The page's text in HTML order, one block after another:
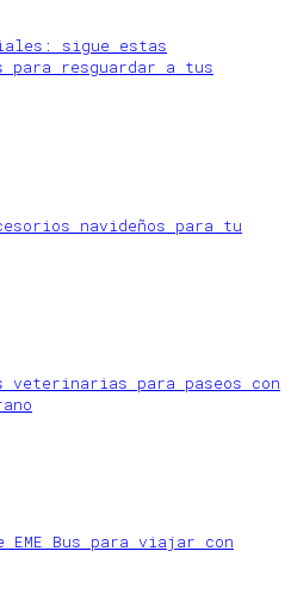
sigue estas
para resguardar a tus
navideños para tu
veterinarias para paseos con
EME Bus para viajar con